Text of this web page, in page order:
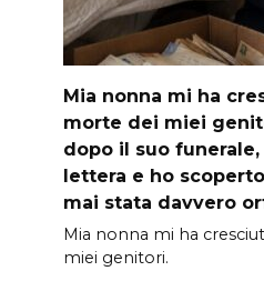
Mia nonna mi ha
morte dei miei
dopo il suo
lettera e ho
mai stata davvero
Mia nonna mi ha
miei genitori.